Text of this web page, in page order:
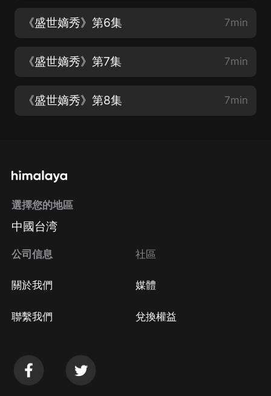
《盛世嫡秀》第6集 7min
《盛世嫡秀》第7集 7min
《盛世嫡秀》第8集 7min
選擇您的地區
中國台湾
公司信息
關於我們
聯繫我們
社區
媒體
兌換權益